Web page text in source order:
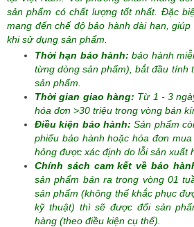
sản phẩm có chất lượng tốt nhất. Đặc
mang đến chế độ bảo hành dài hạn,
khi sử dụng sản phẩm.
Thời hạn bảo hành:bảo hành
từng dòng sản phẩm), bắt đầu tính
sản phẩm.
Thời gian giao hàng: Từ 1 - 3
hóa đơn >30 triệu trong vòng bán
Điều kiện bảo hành:Sản phẩm
phiếu bảo hành hoặc hóa đơn
hỏng được xác định do lỗi sản xuất
Chính sách cam kết về bảo
sản phẩm bán ra trong vòng 01
sản phẩm (không thể khắc phục
kỹ thuật) thì sẽ được đổi sản
hàng (theo điều kiện cụ thể).